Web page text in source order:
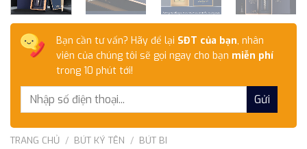
Bạn cần tư vấn? Hãy để lại SĐT của bạn, nhân
viên của chúng tôi sẽ gọi ngay cho bạn miễn phí
trong 10 phút tới!
TRANG CHỦ / BÚT KÝ TÊN / BÚT BI